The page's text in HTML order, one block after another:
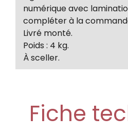
numérique avec
compléter à la
Livré monté.
Poids : 4 kg.
À sceller.
Fiche